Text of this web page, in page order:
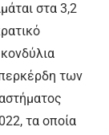
στα 3,2
των
τα οποία